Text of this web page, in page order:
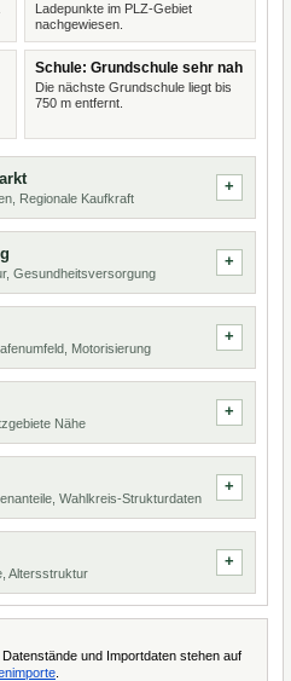
Ladepunkte im PLZ-Gebiet
nachgewiesen.
Schule: Grundschule sehr nah
Die nächste Grundschule liegt bis
750 m entfernt.
Regionale Kaufkraft
Gesundheitsversorgung
Motorisierung
Nähe
Wahlkreis-Strukturdaten
Altersstruktur
und Importdaten stehen auf